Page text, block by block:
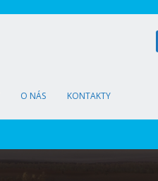
O NÁS KONTAKTY